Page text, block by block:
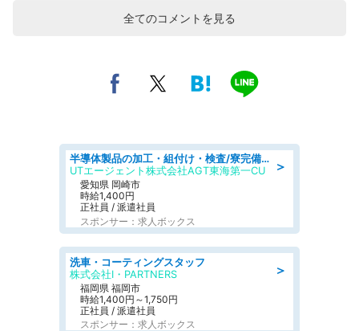
全てのコメントを見る
＞
半導体製品の加工・組付け・検査/寮完備/日勤/日払い/工場・製造
UTエージェント株式会社AGT東海第一CU
愛知県 岡崎市
時給1,400円
正社員 / 派遣社員
スポンサー：求人ボックス
＞
洗車・コーティングスタッフ
株式会社I・PARTNERS
福岡県 福岡市
時給1,400円～1,750円
正社員 / 派遣社員
スポンサー：求人ボックス